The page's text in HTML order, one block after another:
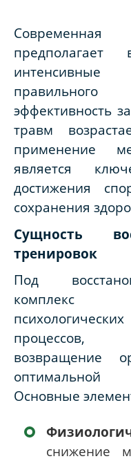
Современная
эффективность
травм
применение
является
достижения
сохранения
Сущность
тренировок
Под
комплекс
процессов,
возвращение
оптимальной
Основные
снижение